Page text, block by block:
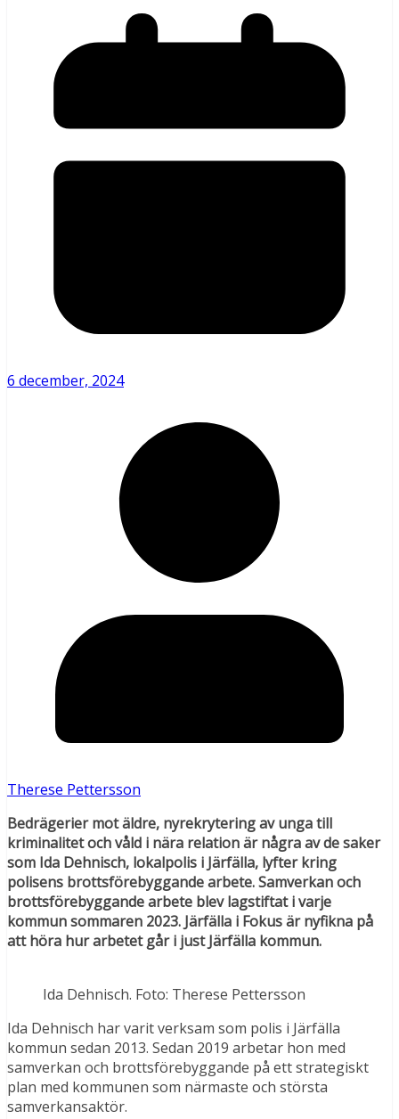
6 december, 2024
Therese Pettersson
Bedrägerier mot äldre, nyrekrytering av unga till
kriminalitet och våld i nära relation är några av de saker
som Ida Dehnisch, lokalpolis i Järfälla, lyfter kring
polisens brottsförebyggande arbete. Samverkan och
brottsförebyggande arbete blev lagstiftat i varje
kommun sommaren 2023. Järfälla i Fokus är nyfikna på
att höra hur arbetet går i just Järfälla kommun.
Ida Dehnisch. Foto: Therese Pettersson
Ida Dehnisch har varit verksam som polis i Järfälla
kommun sedan 2013. Sedan 2019 arbetar hon med
samverkan och brottsförebyggande på ett strategiskt
plan med kommunen som närmaste och största
samverkansaktör.